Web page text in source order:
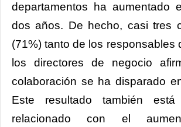
departamentos ha aumentado
dos años. De hecho, casi tres
(71%) tanto de los responsables
los directores de negocio
colaboración se ha disparado
Este resultado también está
relacionado con el